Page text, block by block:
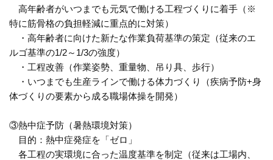
高年齢者がいつまでも元気で働ける工程づくりに着手（※
特に筋骨格の負担軽減に重点的に対策）
・高年齢者に向けた新たな作業負荷基準の策定（従来のエ
ルゴ基準の1/2～1/3の強度）
・工程改善（作業姿勢、重量物、吊り具、歩行）
・いつまでも生産ラインで働ける体力づくり（疾病予防+身
体づくりの要素から成る職場体操を開発）
③熱中症予防（暑熱環境対策）
目的：熱中症発症を「ゼロ」
各工程の実環境に合った温度基準を制定（従来は工場内、